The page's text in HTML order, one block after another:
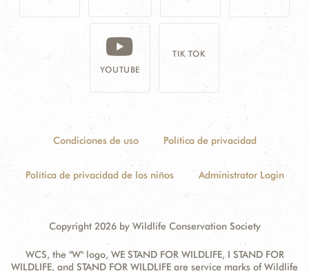
YOUTUBE
TIK TOK
Condiciones de uso Política de privacidad
Política de privacidad de los niños Administrator Login
Copyright 2026 by Wildlife Conservation Society
WCS, the "W" logo, WE STAND FOR WILDLIFE, I STAND FOR
WILDLIFE, and STAND FOR WILDLIFE are service marks of Wildlife